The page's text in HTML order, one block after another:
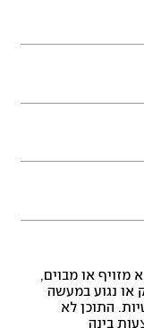
מזויף או מבוים,
או נגוע במעשה
התוכן לא
בינה